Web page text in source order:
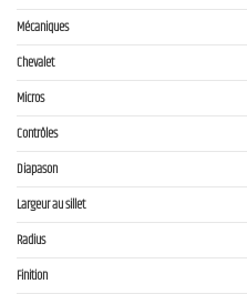
Mécaniques
Chevalet
Micros
Contrôles
Diapason
Largeur au sillet
Radius
Finition